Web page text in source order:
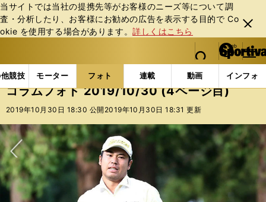
当サイトでは当社の提携先等がお客様のニーズ等について調
査・分析したり、お客様にお勧めの広告を表⽰する⽬的で Co
okie を使⽤する場合があります。詳しくはこちら
閉じ
る
web Sportiva (webスポルティーバ)
検索
マイペ
ー
ジ
メニュ
競技 モーター フォト 連載 動画 インフォ
b
ス
ポ
ル
ィ
ー
バ
フォトギャラリー コラムフォト コラムフォト
コラムフォト 2019/10/30 (4ページ目)
2019年10月30日 18:30 公開 2019年10月30日 18:31 更新
次へ